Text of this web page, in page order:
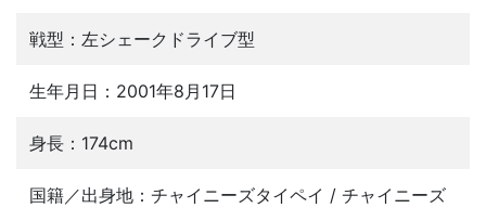
戦型：左シェークドライブ型
生年月日：2001年8月17日
身長：174cm
国籍／出身地：チャイニーズタイペイ / チャイニーズ